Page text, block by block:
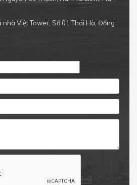
nhà Việt Tower, Số 01 Thái Hà, Đống